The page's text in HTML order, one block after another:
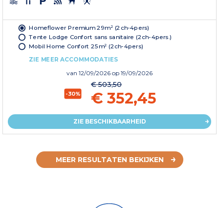
Homeflower Premium 29m² (2ch-4pers)
Tente Lodge Confort sans sanitaire (2ch-4pers.)
Mobil Home Confort 25m² (2ch-4pers)
ZIE MEER ACCOMMODATIES
van 12/09/2026 op 19/09/2026
-30%
€ 503,50
€ 352,45
ZIE BESCHIKBAARHEID
MEER RESULTATEN BEKIJKEN